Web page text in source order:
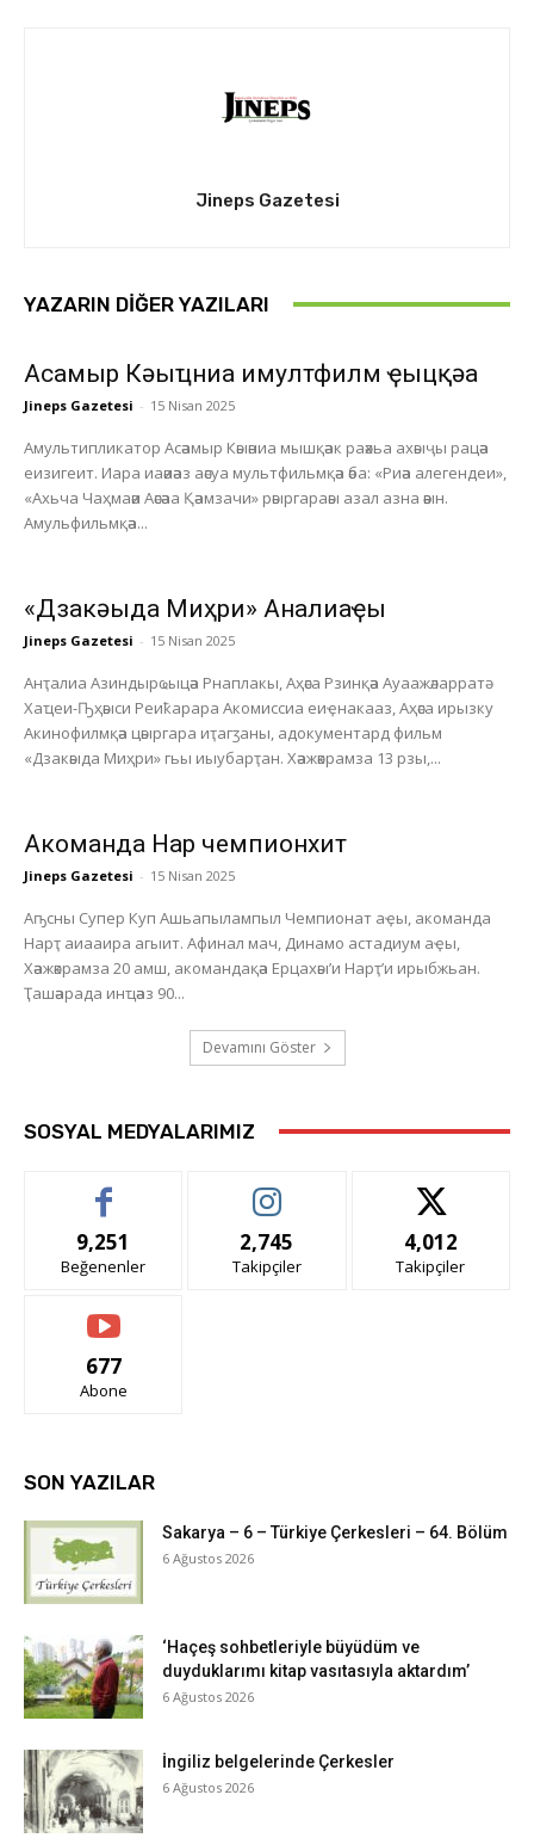
Jineps Gazetesi
YAZARIN DIĞER YAZILARI
Асҭамыр Кәыҵниа имултфилм ҿыцқәа
Jineps Gazetesi - 15 Nisan 2025
Амультипликатор Асәамыр Кәыәниа мышқәак раәхьа ахәыҷы рацәа
еизигеит. Иара иаәиәаз аәсуа мультфильмқәа әба: «Риәа алегендеи»,
«Ахьча Чаҳмаәи Аәсәаа Қәамзачи» рәыргараәы азал азна әәын.
Амульфильмқәа...
«Дзакәыда Миҳри» Анҭалиаҿы
Jineps Gazetesi - 15 Nisan 2025
Анҭалиа Азиндырҩыцәа Рнаплакы, Аҳәса Рзинқәа Ауаажәларратә
Хаҵеи-Ҧҳәыси Реиҟарара Акомиссиа еиҿнакааз, Аҳәса ирызку
Акинофилмқәа цәыргара иҭагӡаны, адокументард фильм
«Дзакәыда Миҳри» гьы иыубарҭан. Хәажәкрамза 13 рзы,...
Акоманда Нарҭ чемпионхит
Jineps Gazetesi - 15 Nisan 2025
Аҧсны Супер Куп Ашьапылампыл Чемпионат аҿы, акоманда
Нарҭ аиааира агыит. Афинал мач, Динамо астадиум аҿы,
Хәажәкрамза 20 амш, акомандақәа Ерцахәы’и Нарҭ’и ирыбжьан.
Ҭашәарада инҵәаз 90...
Devamını Göster
SOSYAL MEDYALARIMIZ
9,251
Beğenenler
2,745
Takipçiler
4,012
Takipçiler
677
Abone
SON YAZILAR
Sakarya – 6 – Türkiye Çerkesleri – 64. Bölüm
6 Ağustos 2026
‘Haçeş sohbetleriyle büyüdüm ve
duyduklarımı kitap vasıtasıyla aktardım’
6 Ağustos 2026
İngiliz belgelerinde Çerkesler
6 Ağustos 2026